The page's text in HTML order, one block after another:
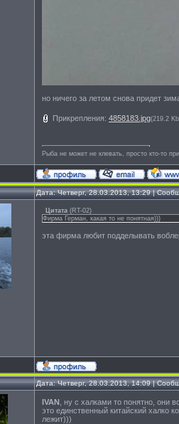
но ничего за летом снова придет
Прикрепления: 4858183.jpg(219.2
Рыба не может не клевать, просто кто-то
Дата: Четверг, 28.03.2013, 13:29 |
Цитата (RT-02)
Фирма Герман, какая то не понятная)))
эта фирма любит подделывать
Дата: Четверг, 28.03.2013, 14:09 |
IVAN , ну с халками то понятно, они
это единственный китайский халко
лежит)))